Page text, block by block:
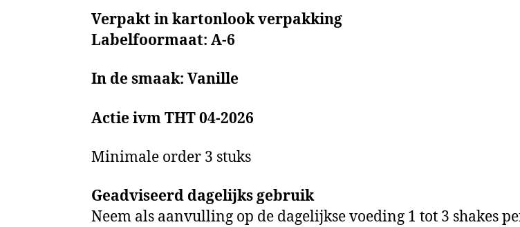
Verpakt in kartonlook verpakking
Labelfoormaat: A-6
In de smaak: Vanille
Actie ivm THT 04-2026
Minimale order 3 stuks
Geadviseerd dagelijks gebruik
Neem als aanvulling op de dagelijkse voeding 1 tot 3 shakes